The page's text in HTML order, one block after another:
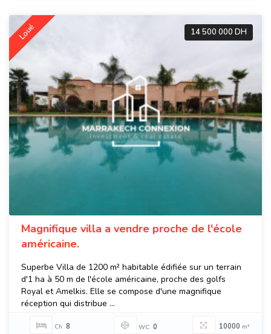
Loué 14 500 000 DH
Magnifique villa a vendre proche de l'école
américaine.
Superbe Villa de 1200 m² habitable édifiée sur un terrain
d'1 ha à 50 m de l'école américaine, proche des golfs
Royal et Amelkis. Elle se compose d'une magnifique
réception qui distribue ...
Ch 8 WC 0 10000 m²